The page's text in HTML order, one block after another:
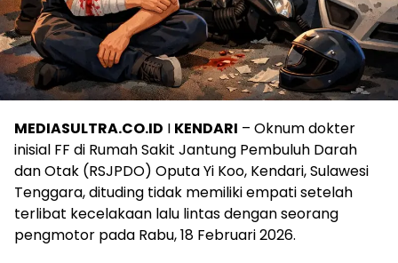
MEDIASULTRA.CO.ID I KENDARI – Oknum dokter
inisial FF di Rumah Sakit Jantung Pembuluh Darah
dan Otak (RSJPDO) Oputa Yi Koo, Kendari, Sulawesi
Tenggara, dituding tidak memiliki empati setelah
terlibat kecelakaan lalu lintas dengan seorang
pengmotor pada Rabu, 18 Februari 2026.